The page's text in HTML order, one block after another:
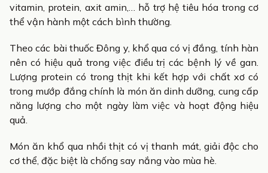
vitamin, protein, axit amin,… hỗ trợ hệ tiêu hóa trong cơ
thể vận hành một cách bình thường.
Theo các bài thuốc Đông y, khổ qua có vị đắng, tính hàn
nên có hiệu quả trong việc điều trị các bệnh lý về gan.
Lượng protein có trong thịt khi kết hợp với chất xơ có
trong mướp đắng chính là món ăn dinh dưỡng, cung cấp
năng lượng cho một ngày làm việc và hoạt động hiệu
quả.
Món ăn khổ qua nhồi thịt có vị thanh mát, giải độc cho
cơ thể, đặc biệt là chống say nắng vào mùa hè.